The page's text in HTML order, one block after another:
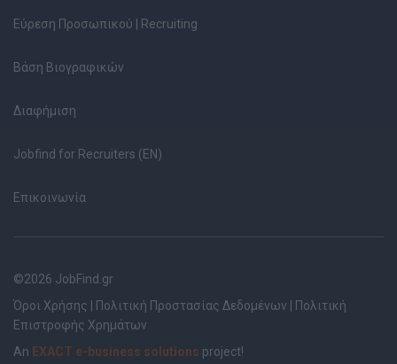
Εύρεση Προσωπικού | Recruiting
Βάση Βιογραφικών
Διαφήμιση
Jobfind for Recruiters (EN)
Επικοινωνία
©2026 JobFind.gr
Όροι Χρήσης
Πολιτική Προστασίας Δεδομένων
Πολιτική
Επιστροφής Χρημάτων
An EXACT e-business solutions project!